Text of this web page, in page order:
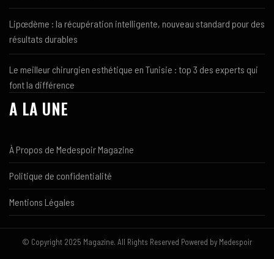
Lipœdème : la récupération intelligente, nouveau standard pour des
résultats durables
Le meilleur chirurgien esthétique en Tunisie : top 3 des experts qui
font la différence
A LA UNE
À Propos de Medespoir Magazine
Politique de confidentialité
Mentions Légales
© Copyright 2025 Magazine. All Rights Reserved Powered by Medespoir